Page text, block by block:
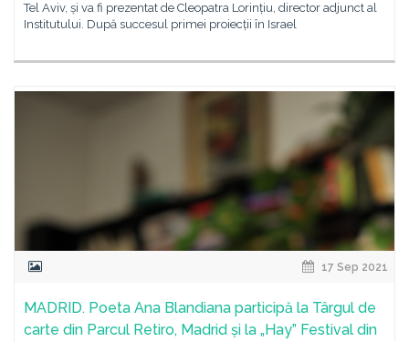
Tel Aviv, și va fi prezentat de Cleopatra Lorințiu, director adjunct al
Institutului. După succesul primei proiecții în Israel
17 Sep 2021
MADRID. Poeta Ana Blandiana participă la Târgul de
carte din Parcul Retiro, Madrid și la „Hay” Festival din